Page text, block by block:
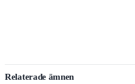
Relaterade ämnen